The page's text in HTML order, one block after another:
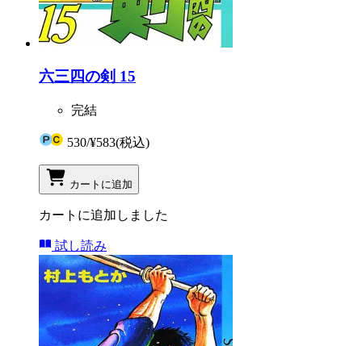
六三四の剣 15
完結
530/¥583(税込)
カートに追加
カートに追加しました
試し読み